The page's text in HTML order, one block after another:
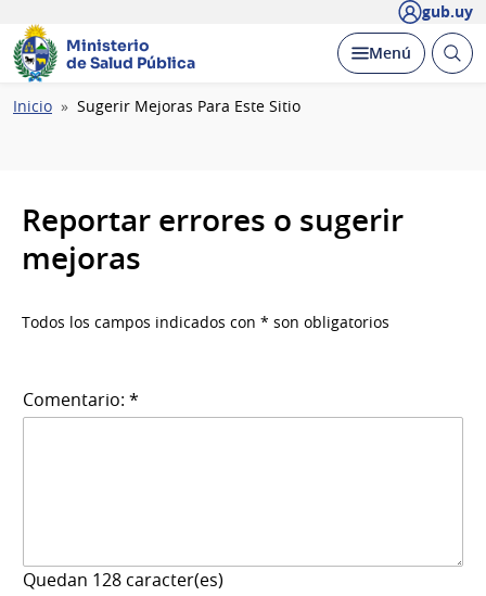
gub.uy
Ministerio
de Salud Pública
Desplegar
Menú Abrir
Ruta
Inicio Sugerir Mejoras Para Este Sitio
Reportar errores o sugerir
mejoras
Todos los campos indicados con * son obligatorios
Comentario: *
Quedan 128 caracter(es)